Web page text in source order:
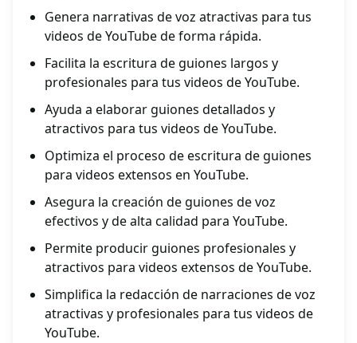
Genera narrativas de voz atractivas para tus
videos de YouTube de forma rápida.
Facilita la escritura de guiones largos y
profesionales para tus videos de YouTube.
Ayuda a elaborar guiones detallados y
atractivos para tus videos de YouTube.
Optimiza el proceso de escritura de guiones
para videos extensos en YouTube.
Asegura la creación de guiones de voz
efectivos y de alta calidad para YouTube.
Permite producir guiones profesionales y
atractivos para videos extensos de YouTube.
Simplifica la redacción de narraciones de voz
atractivas y profesionales para tus videos de
YouTube.